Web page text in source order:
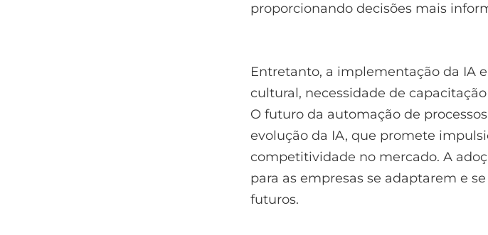
proporcionando decisões mais
Entretanto, a implementação da IA
cultural, necessidade de
O futuro da automação de
evolução da IA, que promete
competitividade no mercado. A
para as empresas se adaptarem e
futuros.